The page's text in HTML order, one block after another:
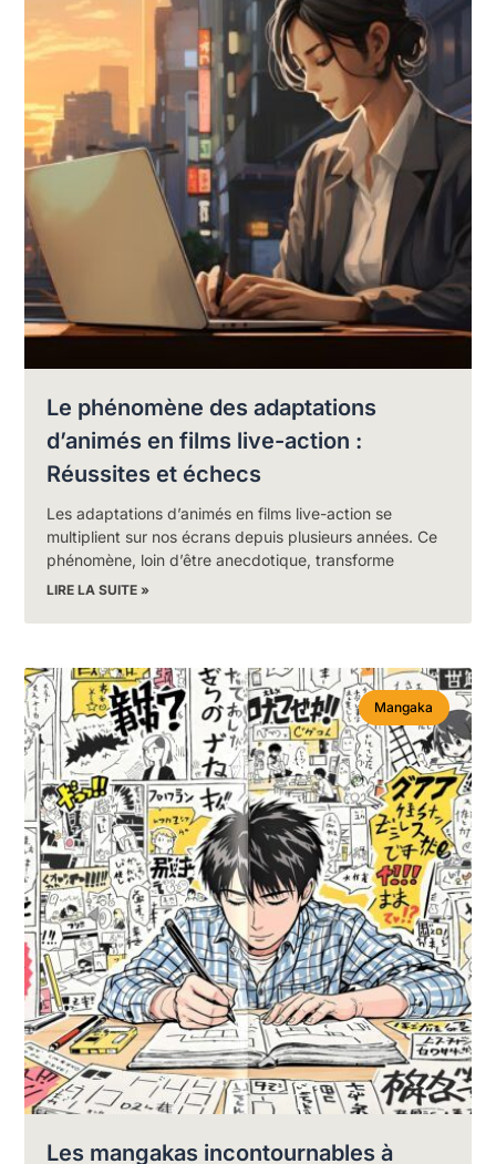
Le phénomène des adaptations
d’animés en films live-action :
Réussites et échecs
Les adaptations d’animés en films live-action se
multiplient sur nos écrans depuis plusieurs années. Ce
phénomène, loin d’être anecdotique, transforme
LIRE LA SUITE »
Mangaka
Les mangakas incontournables à